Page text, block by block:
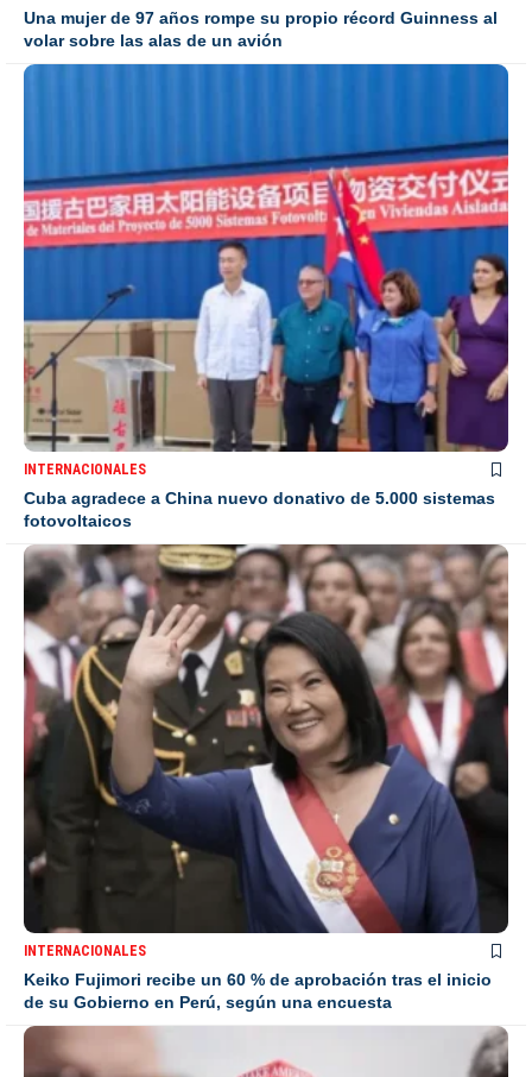
Una mujer de 97 años rompe su propio récord Guinness al
volar sobre las alas de un avión
INTERNACIONALES
Cuba agradece a China nuevo donativo de 5.000 sistemas
fotovoltaicos
INTERNACIONALES
Keiko Fujimori recibe un 60 % de aprobación tras el inicio
de su Gobierno en Perú, según una encuesta